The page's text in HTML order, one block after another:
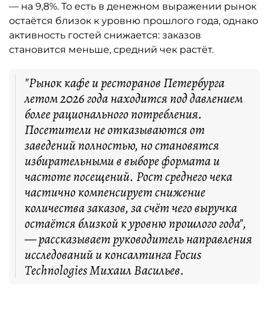
— на 9,8%. То есть в денежном выражении рынок
остаётся близок к уровню прошлого года, однако
активность гостей снижается: заказов
становится меньше, средний чек растёт.
"Рынок кафе и ресторанов Петербурга
летом 2026 года находится под давлением
более рационального потребления.
Посетители не отказываются от
заведений полностью, но становятся
избирательными в выборе формата и
частоте посещений. Рост среднего чека
частично компенсирует снижение
количества заказов, за счёт чего выручка
остаётся близкой к уровню прошлого года",
— рассказывает руководитель направления
исследований и консалтинга Focus
Technologies Михаил Васильев.